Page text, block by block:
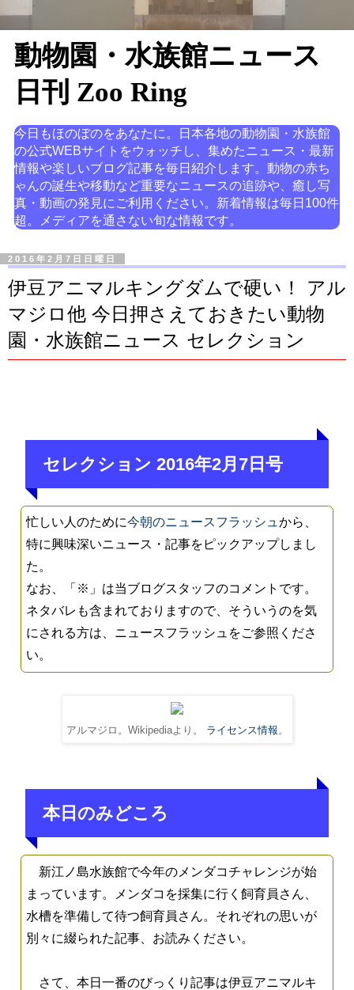
動物園・水族館ニュース
日刊 Zoo Ring
今日もほのぼのをあなたに。日本各地の動物園・水族館
の公式WEBサイトをウォッチし、集めたニュース・最新
情報や楽しいブログ記事を毎日紹介します。動物の赤ち
ゃんの誕生や移動など重要なニュースの追跡や、癒し写
真・動画の発見にご利用ください。新着情報は毎日100件
超。メディアを通さない旬な情報です。
2016年2月7日日曜日
伊豆アニマルキングダムで硬い！ アル
マジロ他 今日押さえておきたい動物
園・水族館ニュース セレクション
セレクション 2016年2月7日号
忙しい人のために今朝のニュースフラッシュから、
特に興味深いニュース・記事をピックアップしまし
た。
なお、「※」は当ブログスタッフのコメントです。
ネタバレも含まれておりますので、そういうのを気
にされる方は、ニュースフラッシュをご参照くださ
い。
アルマジロ。Wikipediaより。 ライセンス情報 。
本日のみどころ
新江ノ島水族館で今年のメンダコチャレンジが始
まっています。メンダコを採集に行く飼育員さん、
水槽を準備して待つ飼育員さん。それぞれの思いが
別々に綴られた記事、お読みください。
さて、本日一番のびっくり記事は伊豆アニマルキ